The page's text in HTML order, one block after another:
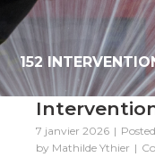
152
7 janvier 2026
by Mathilde Ythier